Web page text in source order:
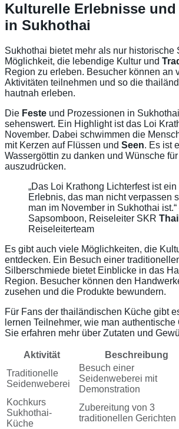
Kulturelle Erlebnisse
in Sukhothai
Sukhothai bietet mehr als nur historische
Möglichkeit, die lebendige Kultur und
Region zu erleben. Besucher können an
Aktivitäten teilnehmen und so die
hautnah erleben.
Die Feste und Prozessionen in
sehenswert. Ein Highlight ist das Loi
November. Dabei schwimmen die
mit Kerzen auf Flüssen und Seen. Es ist
Wassergöttin zu danken und Wünsche
auszudrücken.
„Das Loi Krathong Lichterfest ist
Erlebnis, das man nicht verpassen
man im November in Sukhothai ist.“
Sapsomboon, Reiseleiter SKR
Reiseleiterteam
Es gibt auch viele Möglichkeiten, die
entdecken. Ein Besuch einer
Silberschmiede bietet Einblicke in das
Region. Besucher können den
zusehen und die Produkte bewundern.
Für Fans der thailändischen Küche gibt
lernen Teilnehmer, wie man
Sie erfahren mehr über Zutaten und
Aktivität Beschreibung
Traditionelle
Seidenweberei
Besuch einer
Seidenweberei mit
Demonstration
Kochkurs
Sukhothai-
Küche
Zubereitung von 3
traditionellen Gerichten